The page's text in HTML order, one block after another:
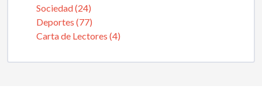
Sociedad (24)
Deportes (77)
Carta de Lectores (4)